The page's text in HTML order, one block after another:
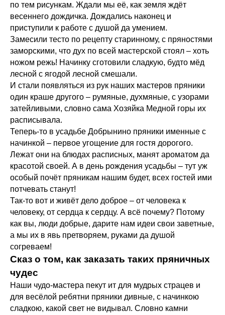
по тем рисункам. Ждали мы её, как земля ждёт
весеннего дождичка. Дождались наконец и
приступили к работе с душой да умением.
Замесили тесто по рецепту старинному, с пряностями
заморскими, что дух по всей мастерской стоял – хоть
ножом режь! Начинку сготовили сладкую, будто мёд
лесной с ягодой лесной смешали.
И стали появляться из рук наших мастеров пряники
один краше другого – румяные, духмяные, с узорами
затейливыми, словно сама Хозяйка Медной горы их
расписывала.
Теперь-то в усадьбе Добрынино пряники именные с
начинкой – первое угощение для гостя дорогого.
Лежат они на блюдах расписных, манят ароматом да
красотой своей. А в день рождения усадьбы – тут уж
особый почёт пряникам нашим будет, всех гостей ими
потчевать станут!
Так-то вот и живёт дело доброе – от человека к
человеку, от сердца к сердцу. А всё почему? Потому
как вы, люди добрые, дарите нам идеи свои заветные,
а мы их в явь претворяем, руками да душой
согреваем!
Сказ о том, как заказать таких пряничных
чудес
Наши чудо-мастера пекут ит для мудрых страцев и
для весёлой ребятни пряники дивные, с начинкою
сладкою, какой свет не видывал. Словно камни